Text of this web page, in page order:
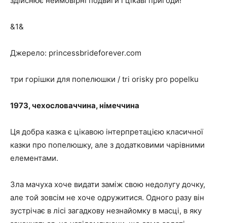
&1&
Джерело: princessbrideforever.com
три горішки для попелюшки / tri orisky pro popelku
1973, чехословаччина, німеччина
Ця добра казка є цікавою інтерпретацією класичної
казки про попелюшку, але з додатковими чарівними
елементами.
Зла мачуха хоче видати заміж свою недолугу дочку,
але той зовсім не хоче одружитися. Одного разу він
зустрічає в лісі загадкову незнайомку в масці, в яку